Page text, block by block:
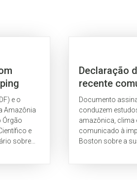
e o
Amazônia
Órgão
e
sobre
Declaração
recente
imprensa
redução de
nenhum
amazônica
Documento
conduzem
amazônica, clima
comunicado à
Boston sobre a